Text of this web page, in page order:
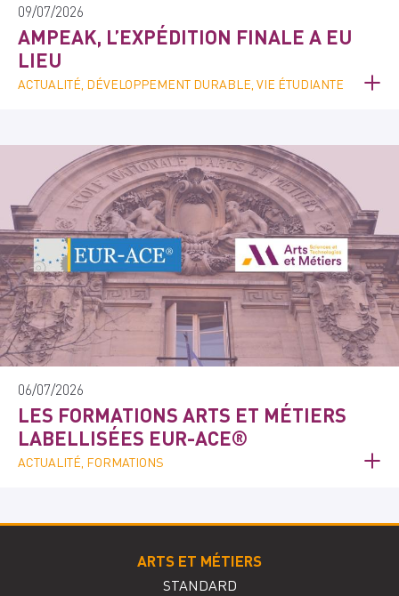
09/07/2026
AMPEAK, L’EXPÉDITION FINALE A EU
LIEU
ACTUALITÉ, DÉVELOPPEMENT DURABLE, VIE ÉTUDIANTE
06/07/2026
LES FORMATIONS ARTS ET MÉTIERS
LABELLISÉES EUR-ACE®
ACTUALITÉ, FORMATIONS
ARTS ET MÉTIERS
STANDARD